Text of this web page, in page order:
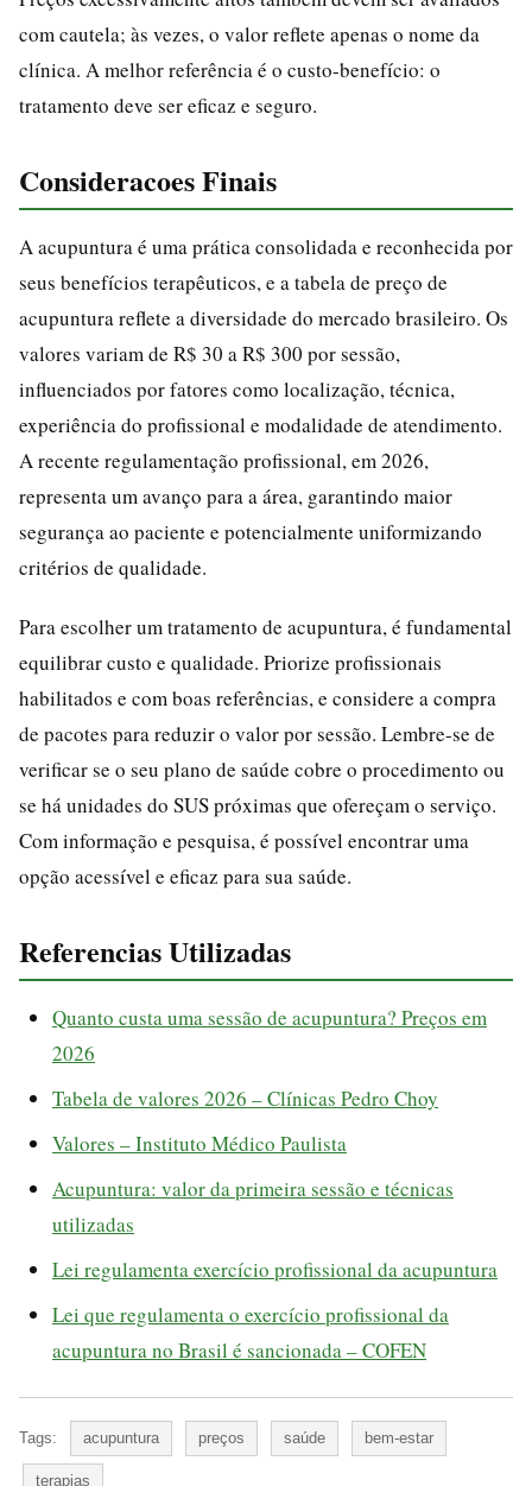
com cautela; às vezes, o valor reflete apenas o nome da
clínica. A melhor referência é o custo-benefício: o
tratamento deve ser eficaz e seguro.
Consideracoes Finais
A acupuntura é uma prática consolidada e reconhecida por
seus benefícios terapêuticos, e a tabela de preço de
acupuntura reflete a diversidade do mercado brasileiro. Os
valores variam de R$ 30 a R$ 300 por sessão,
influenciados por fatores como localização, técnica,
experiência do profissional e modalidade de atendimento.
A recente regulamentação profissional, em 2026,
representa um avanço para a área, garantindo maior
segurança ao paciente e potencialmente uniformizando
critérios de qualidade.
Para escolher um tratamento de acupuntura, é fundamental
equilibrar custo e qualidade. Priorize profissionais
habilitados e com boas referências, e considere a compra
de pacotes para reduzir o valor por sessão. Lembre-se de
verificar se o seu plano de saúde cobre o procedimento ou
se há unidades do SUS próximas que ofereçam o serviço.
Com informação e pesquisa, é possível encontrar uma
opção acessível e eficaz para sua saúde.
Referencias Utilizadas
Quanto custa uma sessão de acupuntura? Preços em
2026
Tabela de valores 2026 – Clínicas Pedro Choy
Valores – Instituto Médico Paulista
Acupuntura: valor da primeira sessão e técnicas
utilizadas
Lei regulamenta exercício profissional da acupuntura
Lei que regulamenta o exercício profissional da
acupuntura no Brasil é sancionada – COFEN
Tags: acupuntura preços saúde bem-estar
terapias